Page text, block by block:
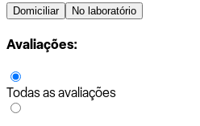
Domiciliar No laboratório
Avaliações:
Todas as avaliações